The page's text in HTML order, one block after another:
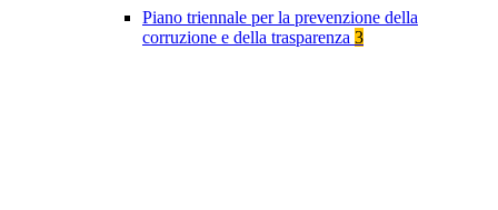
Piano triennale per la prevenzione della
corruzione e della trasparenza 3